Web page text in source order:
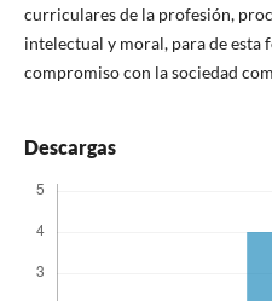
curriculares de la profesión,
intelectual y moral, para de
compromiso con la sociedad
Descargas